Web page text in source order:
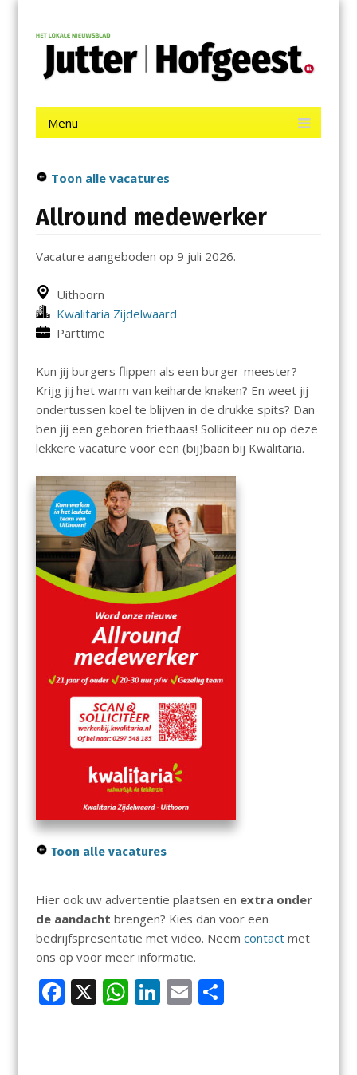
contentJutter | Hofgeest
Menu
Toon alle vacatures
Allround medewerker
Vacature aangeboden op 9 juli 2026.
Uithoorn
Kwalitaria Zijdelwaard
Parttime
Kun jij burgers flippen als een burger-meester?
Krijg jij het warm van keiharde knaken? En weet jij
ondertussen koel te blijven in de drukke spits? Dan
ben jij een geboren frietbaas! Solliciteer nu op deze
lekkere vacature voor een (bij)baan bij Kwalitaria.
Toon alle vacatures
Hier ook uw advertentie plaatsen en extra onder
de aandacht brengen? Kies dan voor een
bedrijfspresentatie met video. Neem contactmet
ons op voor meer informatie.
F X W Li E D